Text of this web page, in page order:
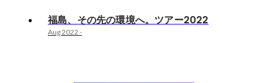
福島、その先の環境へ。ツアー2022
Aug 2022 -